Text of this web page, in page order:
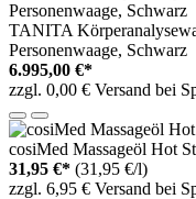
TANITA
Personenwaage, Schwarz
6.995,00 €*
zzgl. 0,00 € Versand bei
cosiMed Massageöl Hot
31,95 €* (31,95 €/l)
zzgl. 6,95 € Versand bei